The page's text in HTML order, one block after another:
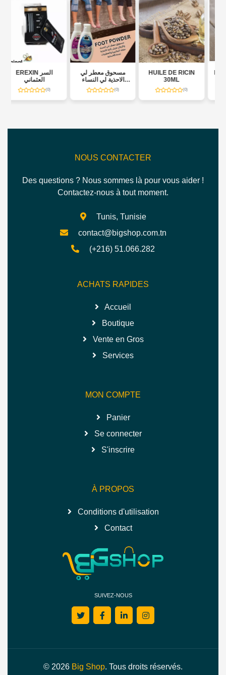
مسحوق معطر لي
الاحذية لي النساء
والرجال
HUILE DE RICIN
30ML
HUILE D'AMANDE
DOUCE 30ML
Gratuite
NOUS CONTACTER
Des questions ? Nous sommes là pour vous aider !
Contactez-nous à tout moment.
Tunis, Tunisie
contact@bigshop.com.tn
(+216) 51.066.282
ACHATS RAPIDES
Accueil
Boutique
Vente en Gros
Services
MON COMPTE
Panier
Se connecter
S'inscrire
À PROPOS
Conditions d'utilisation
Contact
SUIVEZ-NOUS
© 2026 Big Shop. Tous droits réservés.